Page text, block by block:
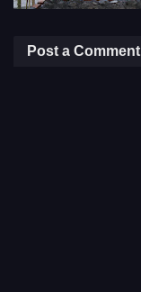
Post a Comment